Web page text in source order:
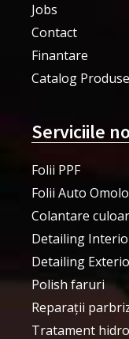
Jobs
Contact
Finantare
Catalog Produse
Serviciile
Folii PPF
Folii Auto
Colantare
Detailing
Detailing
Polish faruri
Reparații
Tratament